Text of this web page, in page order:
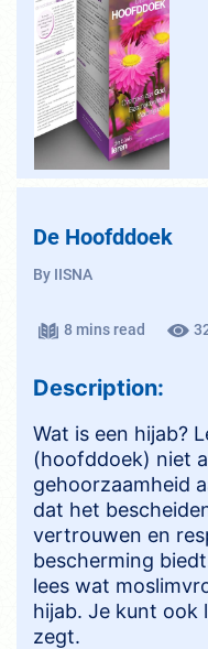
De Hoofddoek
By IISNA
8 mins read
Description:
Wat is een hijab?
(hoofddoek) niet
gehoorzaamheid
dat het
vertrouwen en
bescherming
lees wat
hijab. Je kunt ook
zegt.